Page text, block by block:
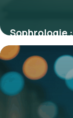
Sophrologie
méthode
22 décembre 2025